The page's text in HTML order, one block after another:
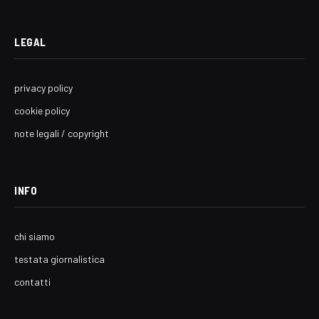
LEGAL
privacy policy
cookie policy
note legali / copyright
INFO
chi siamo
testata giornalistica
contatti